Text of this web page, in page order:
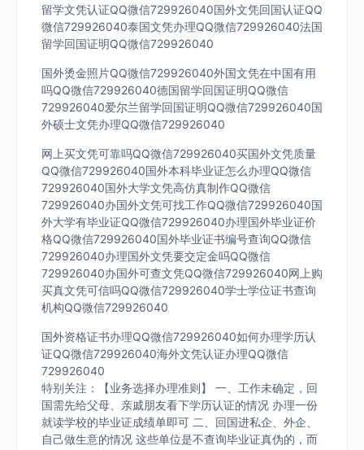
留学文凭认证QQ微信729926040国外文凭回国认证QQ
微信729926040泰国文凭办理QQ微信729926040法国
留学回国证明QQ微信729926040
国外烫金照片QQ微信729926040外国文凭在中国有用
吗QQ微信729926040德国留学回国证明QQ微信
729926040爱尔兰留学回国证明QQ微信729926040国
外硕士文凭办理QQ微信729926040
网上买文凭可靠吗QQ微信729926040买国外文凭质量
QQ微信729926040国外本科毕业证怎么办理QQ微信
729926040国外大学文凭高仿真制作QQ微信
729926040办国外文凭可找工作QQ微信729926040国
外大学有毕业证QQ微信729926040办理国外毕业证价
格QQ微信729926040国外毕业证书编号查询QQ微信
729926040办理国外文凭要交定金吗QQ微信
729926040办国外可查文凭QQ微信729926040网上购
买真文凭可信吗QQ微信729926040学士学位证书查询
机构QQ微信729926040
国外资格证书办理QQ微信729926040如何办理学历认
证QQ微信729926040海外文凭认证办理QQ微信
729926040
特别关注：【业务选择办理准则】 一、工作未确定，回
国需先给父母、亲戚朋友看下学历认证的情况 办理一份
就读学校的毕业证成绩单即可 二、回国进私企、外企、
自己做生意的情况 这些单位是不查询毕业证真伪的，而